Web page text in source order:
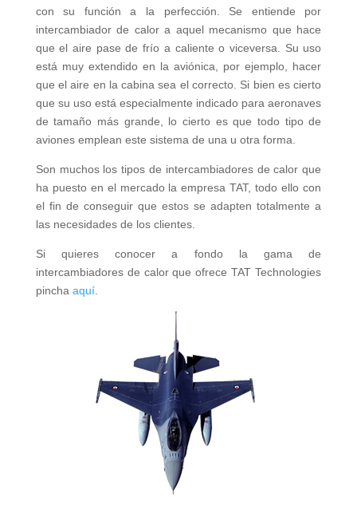
con su función a la perfección. Se entiende por
intercambiador de calor a aquel mecanismo que hace
que el aire pase de frío a caliente o viceversa. Su uso
está muy extendido en la aviónica, por ejemplo, hacer
que el aire en la cabina sea el correcto. Si bien es cierto
que su uso está especialmente indicado para aeronaves
de tamaño más grande, lo cierto es que todo tipo de
aviones emplean este sistema de una u otra forma.
Son muchos los tipos de intercambiadores de calor que
ha puesto en el mercado la empresa TAT, todo ello con
el fin de conseguir que estos se adapten totalmente a
las necesidades de los clientes.
Si quieres conocer a fondo la gama de
intercambiadores de calor que ofrece TAT Technologies
pincha aquí.